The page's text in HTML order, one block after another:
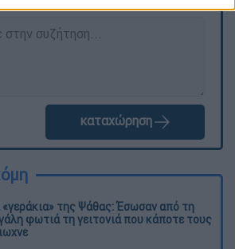
καταχώρηση
«γεράκια» της Ψάθας: Έσωσαν από τη
φωτιά τη γειτονιά που κάποτε τους